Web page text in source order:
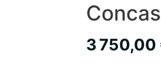
3 750,00